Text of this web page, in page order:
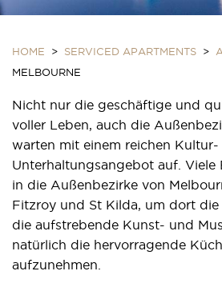
HOME > SERVICED APARTMENTS >
MELBOURNE
Nicht nur die geschäftige und
voller Leben, auch die
warten mit einem reichen Kultur-
Unterhaltungsangebot auf. Viele
in die Außenbezirke von
Fitzroy und St Kilda, um dort die
die aufstrebende Kunst- und
natürlich die hervorragende
aufzunehmen.